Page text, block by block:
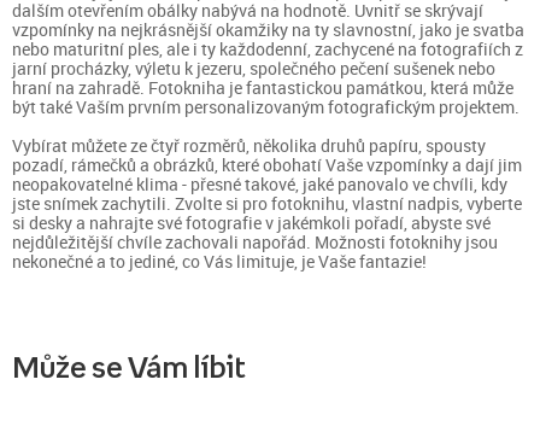
dalším otevřením obálky nabývá na hodnotě. Uvnitř se skrývají
vzpomínky na nejkrásnější okamžiky na ty slavnostní, jako je svatba
nebo maturitní ples, ale i ty každodenní, zachycené na fotografiích z
jarní procházky, výletu k jezeru, společného pečení sušenek nebo
hraní na zahradě. Fotokniha je fantastickou památkou, která může
být také Vaším prvním personalizovaným fotografickým projektem.
Vybírat můžete ze čtyř rozměrů, několika druhů papíru, spousty
pozadí, rámečků a obrázků, které obohatí Vaše vzpomínky a dají jim
neopakovatelné klima - přesné takové, jaké panovalo ve chvíli, kdy
jste snímek zachytili. Zvolte si pro fotoknihu, vlastní nadpis, vyberte
si desky a nahrajte své fotografie v jakémkoli pořadí, abyste své
nejdůležitější chvíle zachovali napořád. Možnosti fotoknihy jsou
nekonečné a to jediné, co Vás limituje, je Vaše fantazie!
Může se Vám líbit